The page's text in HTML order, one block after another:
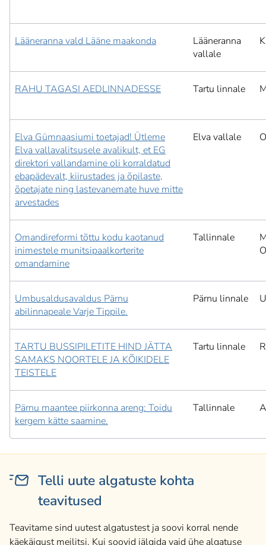
Lääneranna vald Lääne maakonda
Lääneranna
vallale
RAHU TAGASI AEDLINNADESSE Tartu linnale
Elva Gümnaasiumi toetajad! Ütleme
Elva vallavalitsusele avalikult, et EG
direktori vallandamine oli korraldatud
ebapädevalt, kiirustades ja õpilaste,
õpetajate ning lastevanemate huve mitte
arvestades
Elva vallale
Omandireformi tõttu kodu kaotanud
inimestele munitsipaalkorterite
omandamine
Tallinnale
Umbusaldusavaldus Pärnu
abilinnapeale Varje Tippile.
Pärnu linnale
TARTU BUSSIPILETITE HIND JÄTTA
SAMAKS NOORTELE JA KÕIKIDELE
TEISTELE
Tartu linnale
Pärnu maantee piirkonna areng: Toidu
kergem kätte saamine.
Tallinnale
Telli uute algatuste kohta
teavitused
Teavitame sind uutest algatustest ja soovi korral nende
käekäigust meilitsi. Kui soovid jälgida vaid ühe algatuse